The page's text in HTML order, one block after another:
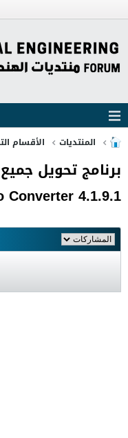
المنتديات الأقسام
برنامج تحويل
Converter 4.1.9.1